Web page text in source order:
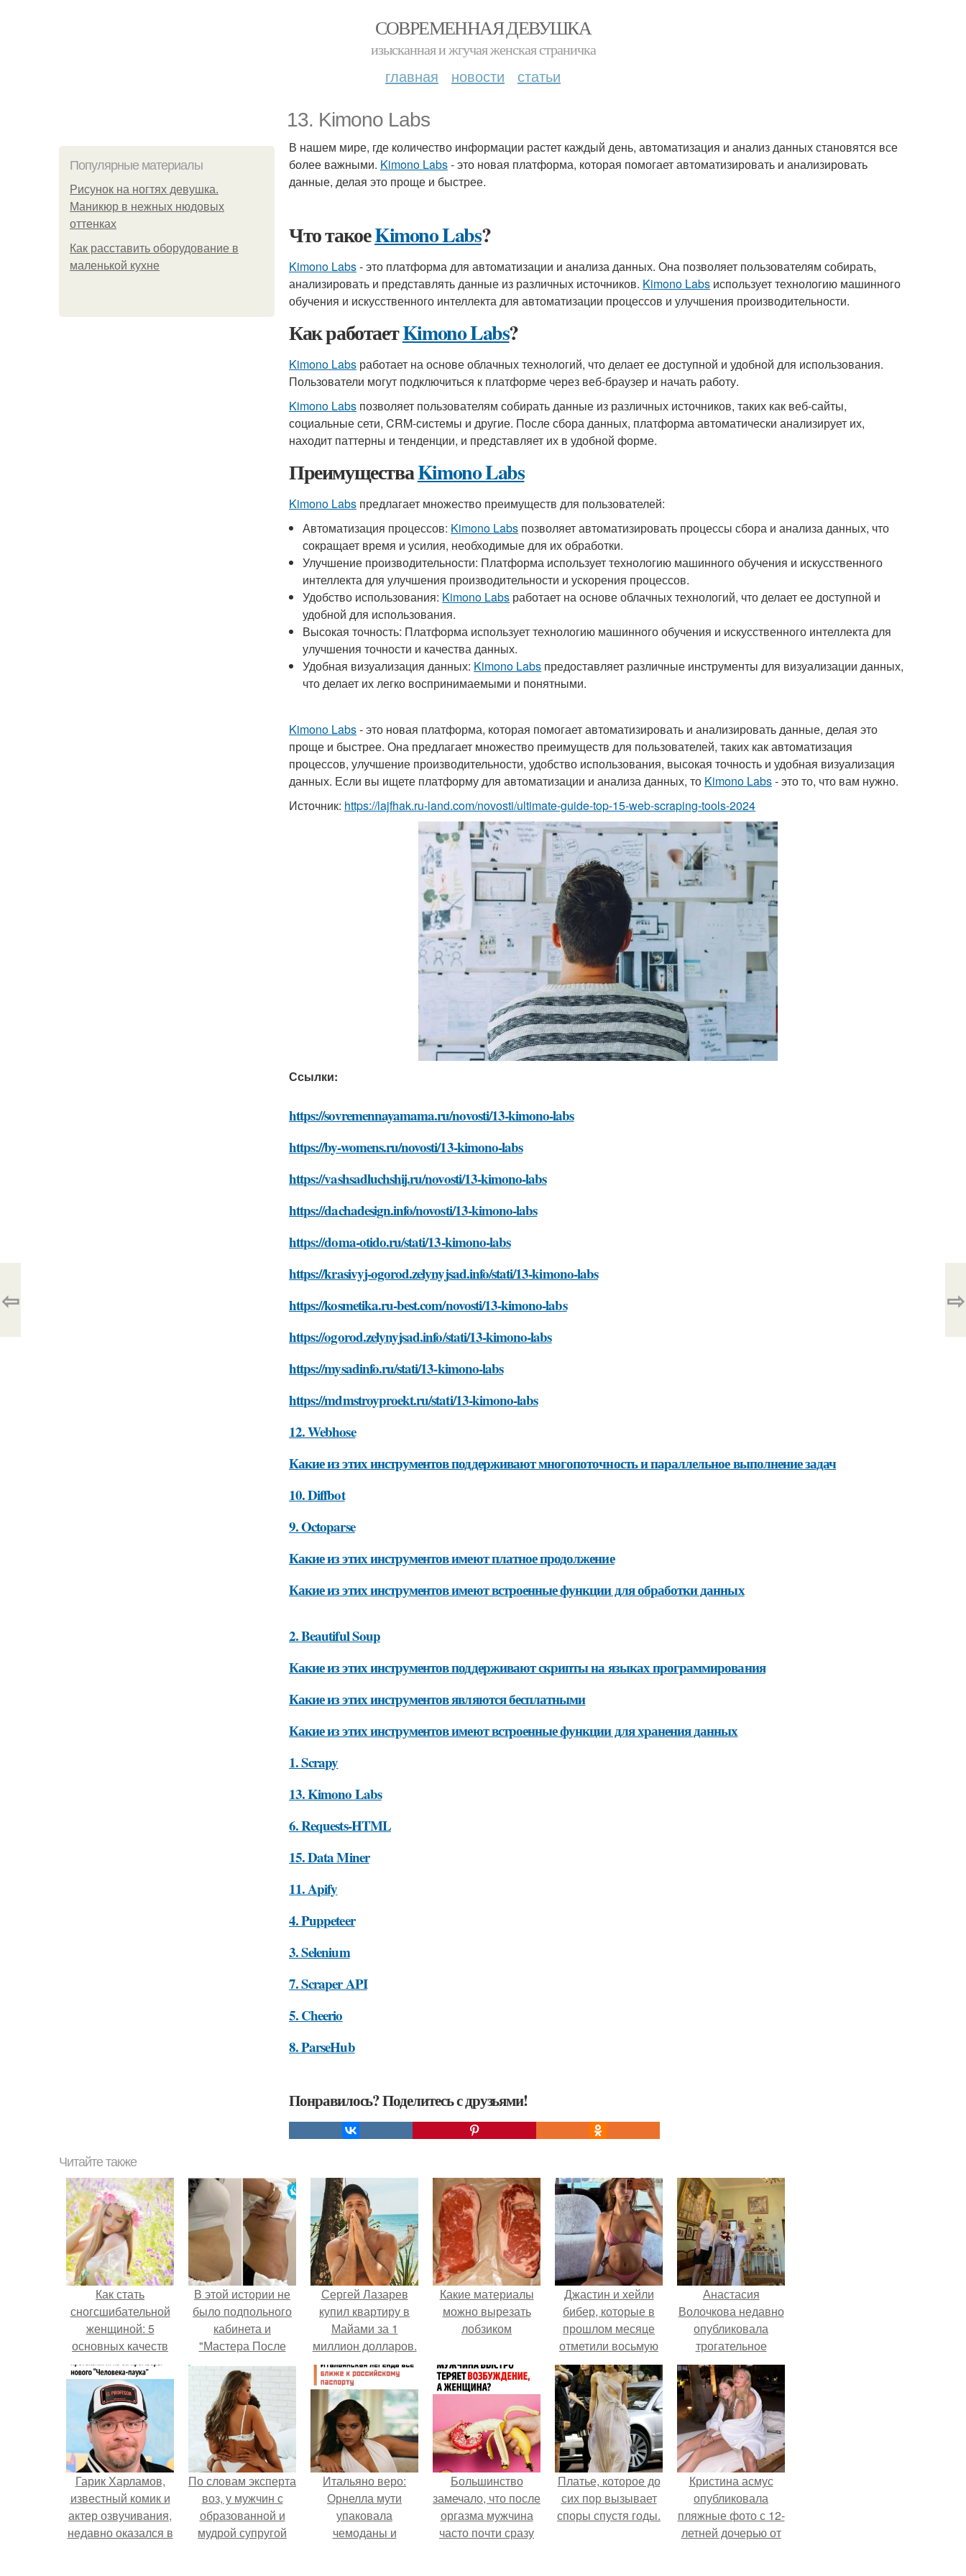
СОВРЕМЕННАЯ ДЕВУШКА
изысканная и жгучая женская страничка
главная новости статьи
13. Kimono Labs
Популярные материалы
Рисунок на ногтях девушка.
Маникюр в нежных нюдовых
оттенках
Как расставить оборудование в
маленькой кухне
В нашем мире, где количество информации растет каждый день, автоматизация и анализ данных становятся все
более важными. Kimono Labs- это новая платформа, которая помогает автоматизировать и анализировать
данные, делая это проще и быстрее.
Что такоеKimono Labs?
Kimono Labs- это платформа для автоматизации и анализа данных. Она позволяет пользователям собирать,
анализировать и представлять данные из различных источников. Kimono Labs использует технологию машинного
обучения и искусственного интеллекта для автоматизации процессов и улучшения производительности.
Как работаетKimono Labs?
Kimono Labs работает на основе облачных технологий, что делает ее доступной и удобной для использования.
Пользователи могут подключиться к платформе через веб-браузер и начать работу.
Kimono Labs позволяет пользователям собирать данные из различных источников, таких как веб-сайты,
социальные сети, CRM-системы и другие. После сбора данных, платформа автоматически анализирует их,
находит паттерны и тенденции, и представляет их в удобной форме.
ПреимуществаKimono Labs
Kimono Labs предлагает множество преимуществ для пользователей:
Автоматизация процессов: Kimono Labs позволяет автоматизировать процессы сбора и анализа данных, что
сокращает время и усилия, необходимые для их обработки.
Улучшение производительности: Платформа использует технологию машинного обучения и искусственного
интеллекта для улучшения производительности и ускорения процессов.
Удобство использования: Kimono Labs работает на основе облачных технологий, что делает ее доступной и
удобной для использования.
Высокая точность: Платформа использует технологию машинного обучения и искусственного интеллекта для
улучшения точности и качества данных.
Удобная визуализация данных: Kimono Labs предоставляет различные инструменты для визуализации данных,
что делает их легко воспринимаемыми и понятными.
Kimono Labs- это новая платформа, которая помогает автоматизировать и анализировать данные, делая это
проще и быстрее. Она предлагает множество преимуществ для пользователей, таких как автоматизация
процессов, улучшение производительности, удобство использования, высокая точность и удобная визуализация
данных. Если вы ищете платформу для автоматизации и анализа данных, то Kimono Labs- это то, что вам нужно.
Источник: https://lajfhak.ru-land.com/novosti/ultimate-guide-top-15-web-scraping-tools-2024
Ссылки:
https://sovremennayamama.ru/novosti/13-kimono-labs
https://by-womens.ru/novosti/13-kimono-labs
https://vashsadluchshij.ru/novosti/13-kimono-labs
https://dachadesign.info/novosti/13-kimono-labs
https://doma-otido.ru/stati/13-kimono-labs
https://krasivyj-ogorod.zelynyjsad.info/stati/13-kimono-labs
https://kosmetika.ru-best.com/novosti/13-kimono-labs
https://ogorod.zelynyjsad.info/stati/13-kimono-labs
https://mysadinfo.ru/stati/13-kimono-labs
https://mdmstroyproekt.ru/stati/13-kimono-labs
12. Webhose
Какие из этих инструментов поддерживают многопоточность и параллельное выполнение задач
10. Diffbot
9. Octoparse
Какие из этих инструментов имеют платное продолжение
Какие из этих инструментов имеют встроенные функции для обработки данных
2. Beautiful Soup
Какие из этих инструментов поддерживают скрипты на языках программирования
Какие из этих инструментов являются бесплатными
Какие из этих инструментов имеют встроенные функции для хранения данных
1. Scrapy
13. Kimono Labs
6. Requests-HTML
15. Data Miner
11. Apify
4. Puppeteer
3. Selenium
7. Scraper API
5. Cheerio
8. ParseHub
Понравилось? Поделитесь с друзьями!
⇦ ⇨
Читайте также
Как стать
сногсшибательной
женщиной: 5
основных качеств
В этой истории не
было подпольного
кабинета и
"Мастера После
Двухнедельных
Курсов".
Сергей Лазарев
купил квартиру в
Майами за 1
миллион долларов.
Какие материалы
можно вырезать
лобзиком
Джастин и хейли
бибер, которые в
прошлом месяце
отметили восьмую
годовщину
помолвки, показали
новые фото с
совместного
отдыха.
Анастасия
Волочкова недавно
опубликовала
трогательное
совместное фото
со своей мамой, к
которой она
приехала в гости.
Гарик Харламов,
известный комик и
актер озвучивания,
недавно оказался в
По словам эксперта
воз, у мужчин с
образованной и
мудрой супругой
Итальяно веро:
Орнелла мути
упаковала
чемоданы и
Большинство
замечало, что после
оргазма мужчина
часто почти сразу
Платье, которое до
сих пор вызывает
споры спустя годы.
Кристина асмус
опубликовала
пляжные фото с 12-
летней дочерью от